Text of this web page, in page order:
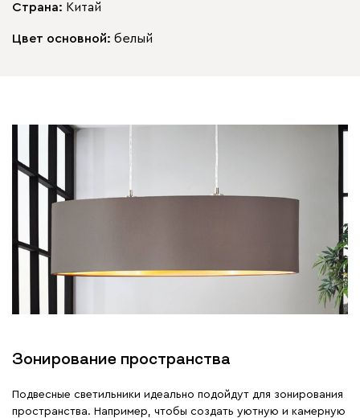
Страна: Китай
Цвет основной: белый
Зонирование пространства
Подвесные светильники идеально подойдут для зонирования
пространства. Например, чтобы создать уютную и камерную